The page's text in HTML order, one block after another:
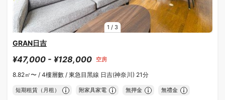
1 / 3
GRAN日吉
¥47,000 - ¥128,000 空房
8.82㎡〜 / 4樓層數 / 東急目黑線 日吉(神奈川) 21分
短期租賃（月租） 附家具家電 無押金 無禮金